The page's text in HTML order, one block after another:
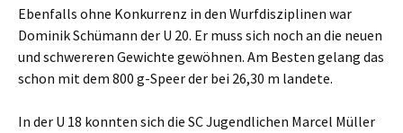
Ebenfalls ohne Konkurrenz in den Wurfdisziplinen war
Dominik Schümann der U 20. Er muss sich noch an die neuen
und schwereren Gewichte gewöhnen. Am Besten gelang das
schon mit dem 800 g-Speer der bei 26,30 m landete.
In der U 18 konnten sich die SC Jugendlichen Marcel Müller